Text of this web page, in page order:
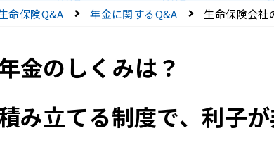
命保険Q&A 年金に関するQ&A 生命保険会社
金のしくみは？
み立てる制度で、利子